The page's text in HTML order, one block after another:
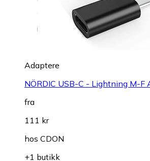
Adaptere
NÖRDIC USB-C - Lightning M-F
fra
111 kr
hos CDON
+1 butikk